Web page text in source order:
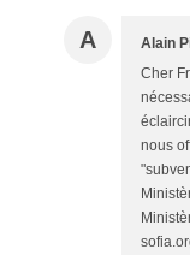
A Alain
Cher
nous